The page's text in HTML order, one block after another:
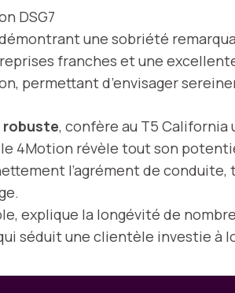
DSG7
une sobriété
reprises franches et une
permettant d’envisager
, confère au T5 California
4Motion révèle tout son
l’agrément de
explique la longévité de
séduit une clientèle investie à